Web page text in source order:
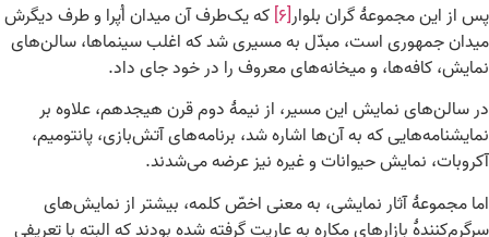
پس از این مجموعهٔ گران‌ بلوار[۶]
که یک‌طرف آن میدان اُپرا و طرف دیگرش
میدان جمهوری است، مبدّل به مسیری شد که اغلب سینماها، سالن‌های
نمایش، کافه‌ها، و میخانه‌های معروف را در خود جای داد.
در سالن‌های نمایش این مسیر، از نیمهٔ دوم قرن هیجدهم، علاوه بر
نمایشنامه‌هایی که به آن‌ها اشاره شد، برنامه‌های آتش‌بازی، پانتومیم،
آکروبات، نمایش حیوانات و غیره نیز عرضه می‌شدند.
اما مجموعهٔ آثار نمایشی، به معنی اخصّ کلمه، بیشتر از نمایش‌های
سرگرم‌کنندهٔ بازارهای مکاره به عاریت گرفته شده بودند که البته با تعریفی